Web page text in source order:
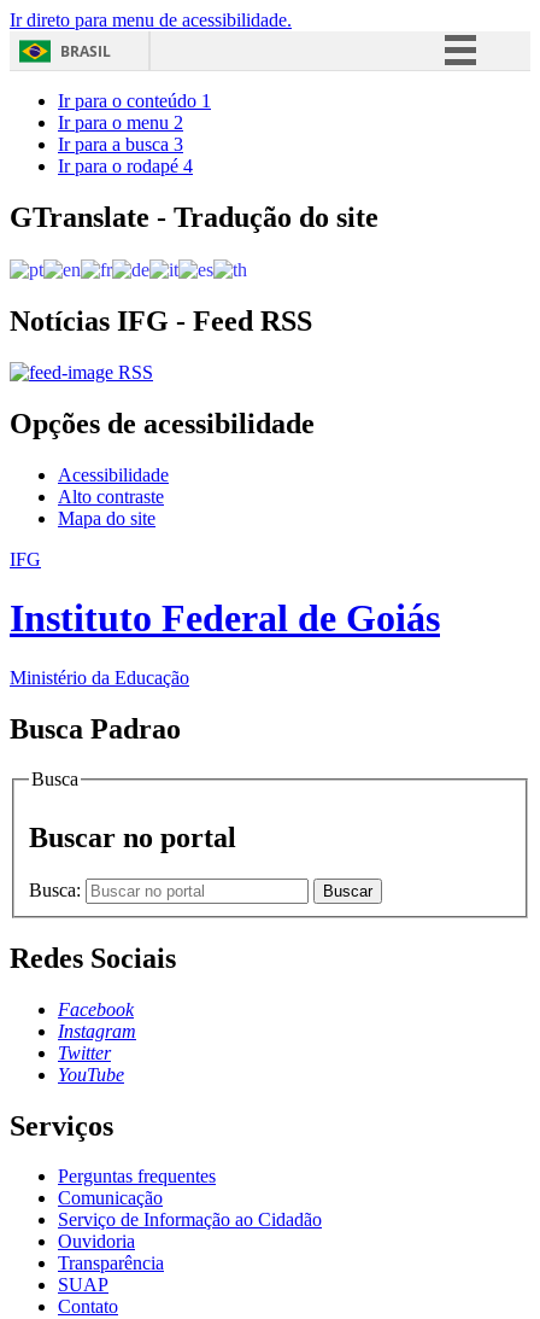
Ir direto para menu de acessibilidade.
BRASIL
Acesso à informação
Ir para o conteúdo 1
Ir para o menu 2
Ir para a busca 3
Ir para o rodapé 4
GTranslate - Tradução do site
Notícias IFG - Feed RSS
RSS
Opções de acessibilidade
Acessibilidade
Alto contraste
Mapa do site
IFG
Instituto Federal de Goiás
Ministério da Educação
Busca Padrao
Busca
Buscar no portal
Busca: Buscar
Redes Sociais
Facebook
Instagram
Twitter
YouTube
Serviços
Perguntas frequentes
Comunicação
Serviço de Informação ao Cidadão
Ouvidoria
Transparência
SUAP
Contato